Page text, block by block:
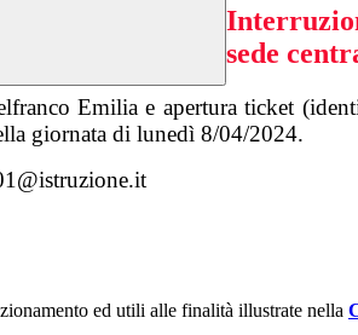
sede
Emilia e apertura ticket
giornata di lunedì 8/04/2024.
ed utili alle finalità illustrate nella